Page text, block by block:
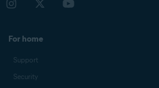
For home
Support
Security